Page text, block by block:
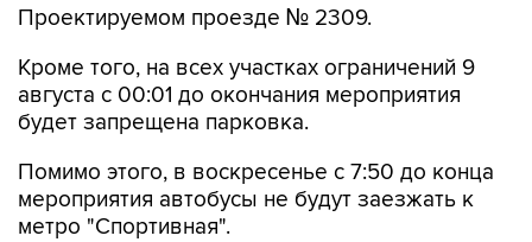
Проектируемом проезде № 2309.
Кроме того, на всех участках ограничений 9
августа с 00:01 до окончания мероприятия
будет запрещена парковка.
Помимо этого, в воскресенье с 7:50 до конца
мероприятия автобусы не будут заезжать к
метро "Спортивная".